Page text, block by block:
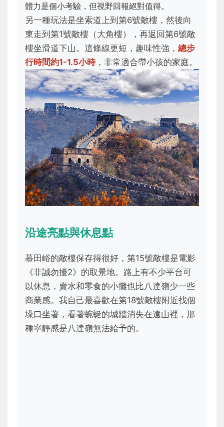
體力是個小考驗，但視野回報絕對值得。
另一種玩法是坐索道上到第6號敵樓，然後向
東走到第1號敵樓（大角樓），再返回第6號敵
樓坐滑道下山。這條線更短，趣味性強， 總步
行時間約1-1.5小時，非常適合帶小孩的家庭。
沿途亮點與休息點
慕田峪的敵樓保存得很好，第15號敵樓是電影
《非誠勿擾2》的取景地。路上有不少平台可
以休息，賣水和零食的小攤也比八達嶺少一些
商業感。我自己最喜歡在第18號敵樓附近找個
垛口坐著，看著蜿蜒的城牆消失在遠山裡，那
種寧靜感是八達嶺無法給予的。